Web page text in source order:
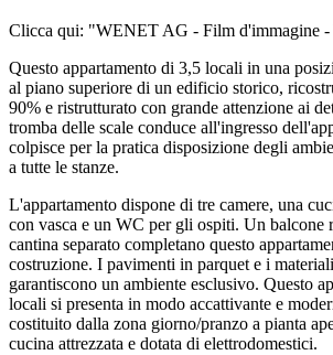
Clicca qui: "WENET AG - Film d'immagine -
Questo appartamento di 3,5 locali in una
al piano superiore di un edificio storico,
90% e ristrutturato con grande attenzione ai
tromba delle scale conduce all'ingresso
colpisce per la pratica disposizione degli
a tutte le stanze.
L'appartamento dispone di tre camere, una
con vasca e un WC per gli ospiti. Un balcone
cantina separato completano questo
costruzione. I pavimenti in parquet e i
garantiscono un ambiente esclusivo. Questo
locali si presenta in modo accattivante e
costituito dalla zona giorno/pranzo a pianta
cucina attrezzata e dotata di elettrodomestici.